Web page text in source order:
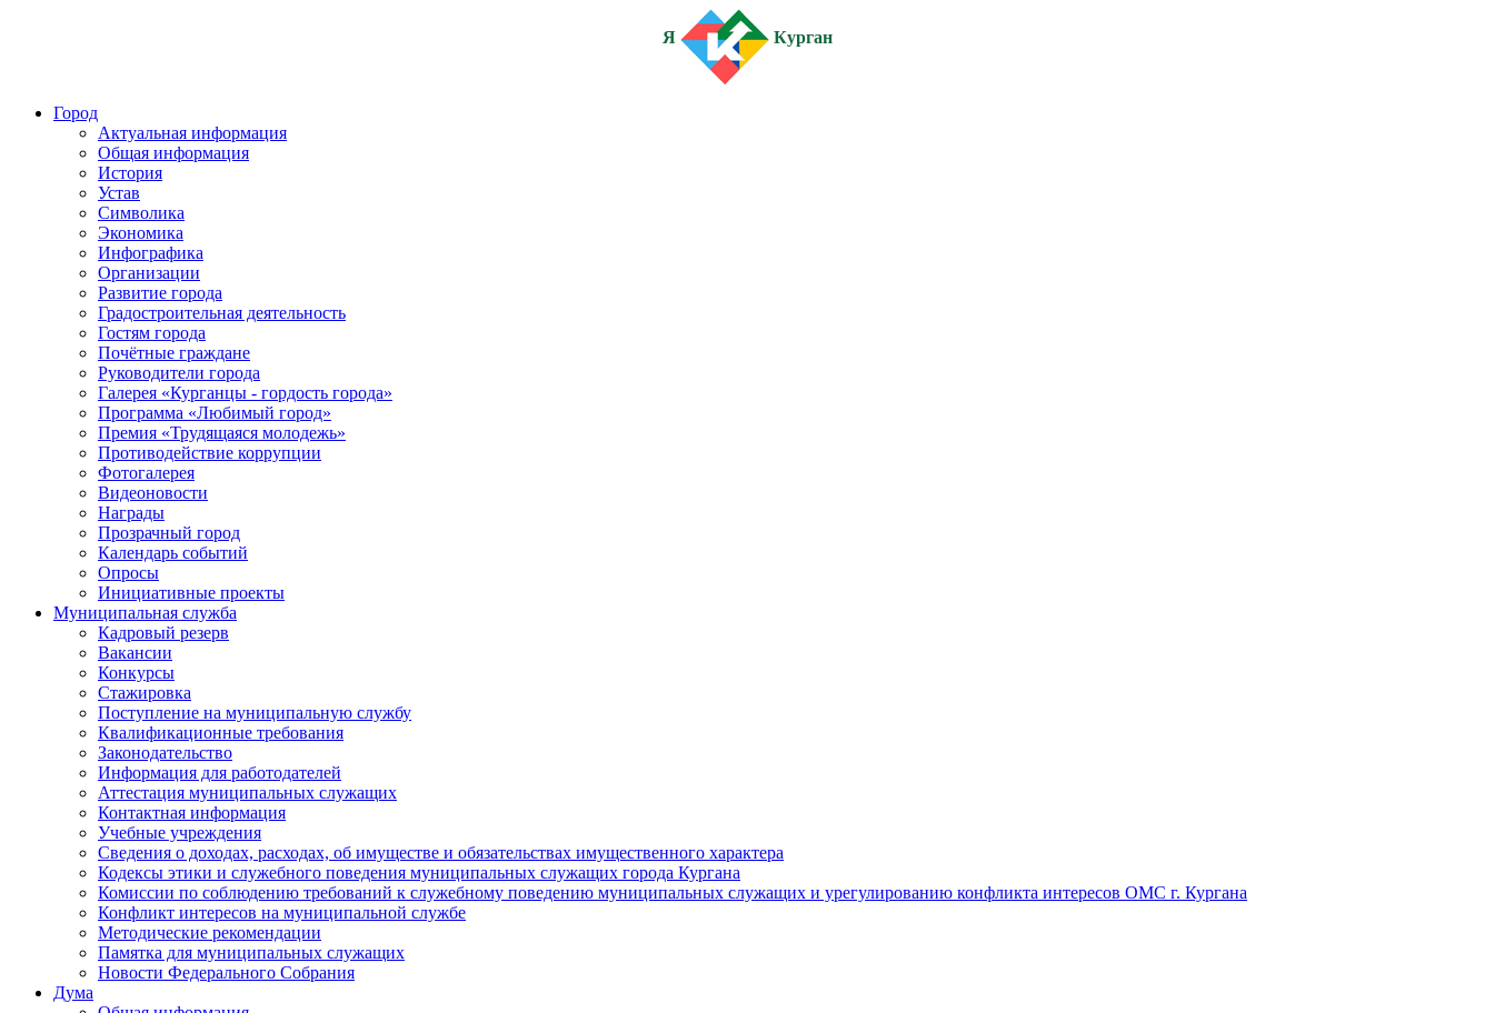
Я Курган
Город
Актуальная информация
Общая информация
История
Устав
Символика
Экономика
Инфографика
Организации
Развитие города
Градостроительная деятельность
Гостям города
Почётные граждане
Руководители города
Галерея «Курганцы - гордость города»
Программа «Любимый город»
Премия «Трудящаяся молодежь»
Противодействие коррупции
Фотогалерея
Видеоновости
Награды
Прозрачный город
Календарь событий
Опросы
Инициативные проекты
Муниципальная служба
Кадровый резерв
Вакансии
Конкурсы
Стажировка
Поступление на муниципальную службу
Квалификационные требования
Законодательство
Информация для работодателей
Аттестация муниципальных служащих
Контактная информация
Учебные учреждения
Сведения о доходах, расходах, об имуществе и обязательствах имущественного характера
Кодексы этики и служебного поведения муниципальных служащих города Кургана
Комиссии по соблюдению требований к служебному поведению муниципальных служащих и урегулированию конфликта интересов ОМС г. Кургана
Конфликт интересов на муниципальной службе
Методические рекомендации
Памятка для муниципальных служащих
Новости Федерального Cобрания
Дума